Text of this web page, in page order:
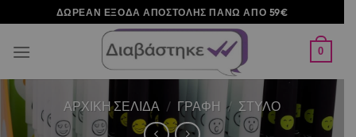
στο
περιεχόμενο
ΔΩΡΕΑΝ ΕΞΟΔΑ ΑΠΟΣΤΟΛΗΣ ΠΑΝΩ ΑΠΟ 59€
0
ΑΡΧΙΚΉ ΣΕΛΊΔΑ / ΓΡΑΦΗ / ΣΤΥΛΟ